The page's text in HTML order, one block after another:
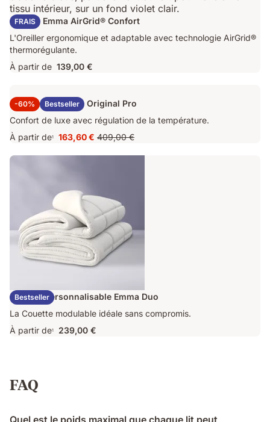
FRAIS
Oreiller Emma AirGrid® Confort
L'Oreiller ergonomique et adaptable avec technologie AirGrid®
thermorégulante.
À partir de 139,00 €
-60% Bestseller
Surmatelas Emma Original Pro
Confort de luxe avec régulation de la température.
À partir de1
Prix
163,60 €
163,60 € Prix
d'origine
409,00 €
Bestseller
Couette Personnalisable Emma Duo
La Couette modulable idéale sans compromis.
À partir de1 239,00 €
FAQ
Quel est le poids maximal que chaque lit peut